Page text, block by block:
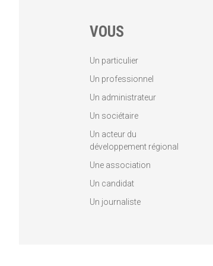
VOUS
Un particulier
Un professionnel
Un administrateur
Un sociétaire
Un acteur du
développement régional
Une association
Un candidat
Un journaliste